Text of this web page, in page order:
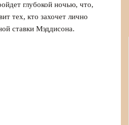
глубокой ночью, что,
тех, кто захочет лично
ставки Мэддисона.